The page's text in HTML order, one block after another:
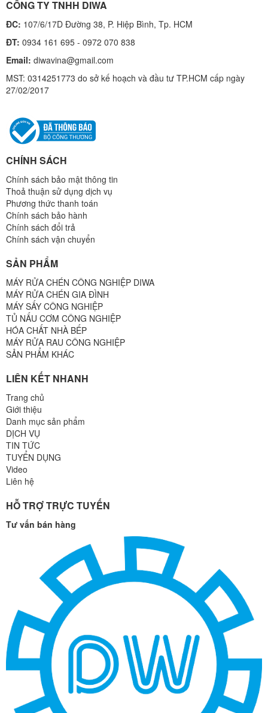
CÔNG TY TNHH DIWA
ĐC: 107/6/17D Đường 38, P. Hiệp Bình, Tp. HCM
ĐT: 0934 161 695 - 0972 070 838
Email: diwavina@gmail.com
MST: 0314251773 do sở kế hoạch và đầu tư TP.HCM cấp ngày
27/02/2017
CHÍNH SÁCH
Chính sách bảo mật thông tin
Thoả thuận sử dụng dịch vụ
Phương thức thanh toán
Chính sách bảo hành
Chính sách đổi trả
Chính sách vận chuyển
SẢN PHẨM
MÁY RỬA CHÉN CÔNG NGHIỆP DIWA
MÁY RỬA CHÉN GIA ĐÌNH
MÁY SẤY CÔNG NGHIỆP
TỦ NẤU CƠM CÔNG NGHIỆP
HÓA CHẤT NHÀ BẾP
MÁY RỬA RAU CÔNG NGHIỆP
SẢN PHẨM KHÁC
LIÊN KẾT NHANH
Trang chủ
Giới thiệu
Danh mục sản phẩm
DỊCH VỤ
TIN TỨC
TUYỂN DỤNG
Video
Liên hệ
HỖ TRỢ TRỰC TUYẾN
Tư vấn bán hàng